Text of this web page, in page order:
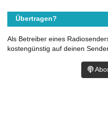
Übertragen?
Als Betreiber eines
kostengünstig auf deinen